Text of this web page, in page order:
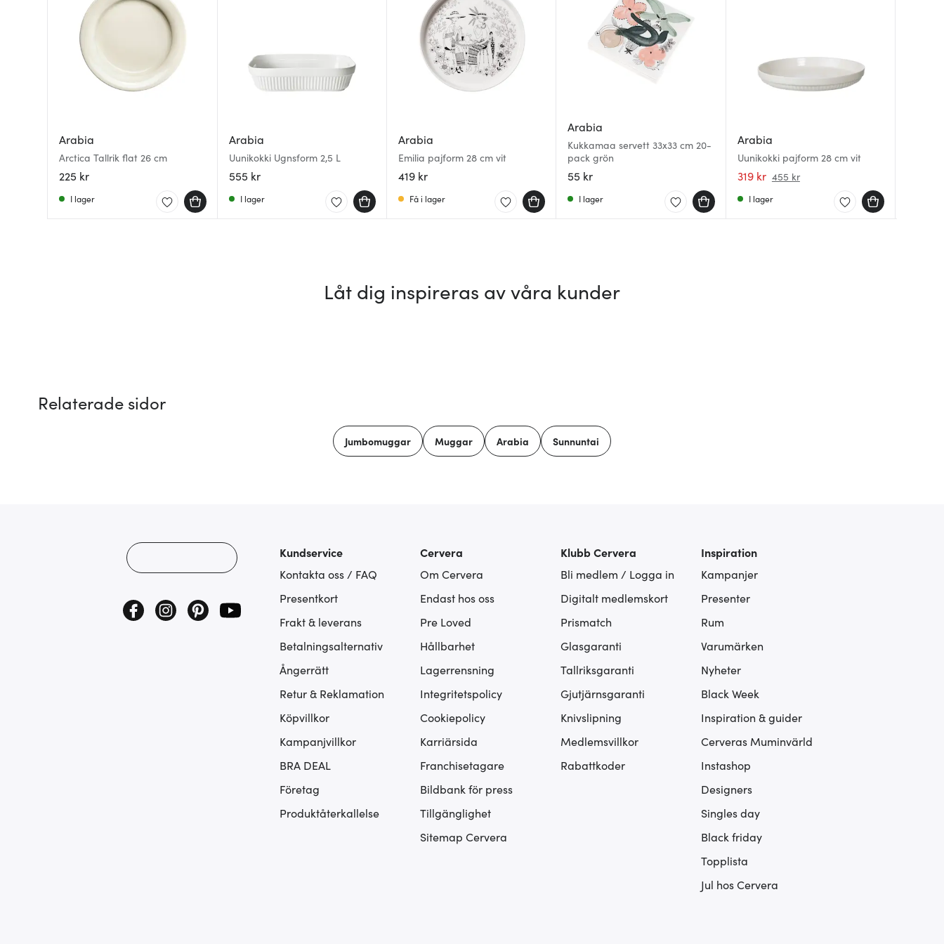
Arabia
Arctica Tallrik flat 26 cm
225 kr
I lager
Arabia
Uunikokki Ugnsform 2,5 L
555 kr
I lager
Arabia
Emilia pajform 28 cm vit
419 kr
Få i lager
Arabia
Kukkamaa servett 33x33 cm 20-
pack grön
55 kr
I lager
Arabia
Uunikokki pajform 28 cm vit
319 kr 455 kr
I lager
Låt dig inspireras av våra kunder
Relaterade sidor
Jumbomuggar Muggar Arabia Sunnuntai
Kundservice
Kontakta oss / FAQ
Presentkort
Frakt & leverans
Betalningsalternativ
Ångerrätt
Retur & Reklamation
Köpvillkor
Kampanjvillkor
BRA DEAL
Företag
Produktåterkallelse
Cervera
Om Cervera
Endast hos oss
Pre Loved
Hållbarhet
Lagerrensning
Integritetspolicy
Cookiepolicy
Karriärsida
Franchisetagare
Bildbank för press
Tillgänglighet
Sitemap Cervera
Klubb Cervera
Bli medlem / Logga in
Digitalt medlemskort
Prismatch
Glasgaranti
Tallriksgaranti
Gjutjärnsgaranti
Knivslipning
Medlemsvillkor
Rabattkoder
Inspiration
Kampanjer
Presenter
Rum
Varumärken
Nyheter
Black Week
Inspiration & guider
Cerveras Muminvärld
Instashop
Designers
Singles day
Black friday
Topplista
Jul hos Cervera